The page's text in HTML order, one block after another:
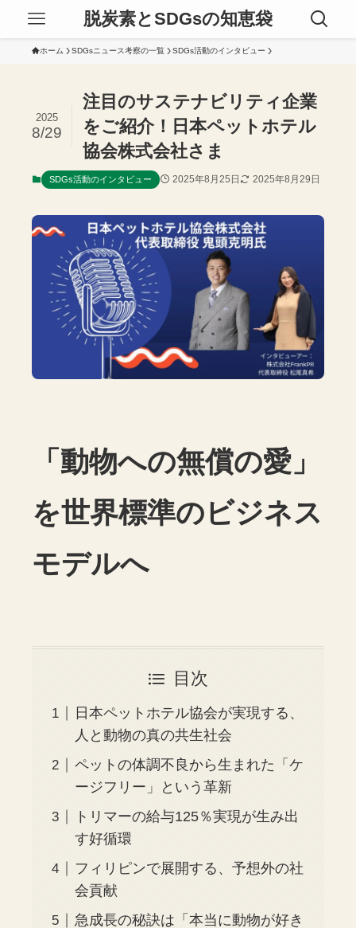
脱炭素とSDGsの知恵袋
ホーム SDGsニュース考察の一覧 SDGs活動のインタビュー
注目のサステナビリティ企業
をご紹介！日本ペットホテル
協会株式会社さま
2025
8/29
SDGs活動のインタビュー 2025年8月25日 2025年8月29日
「動物への無償の愛」
を世界標準のビジネス
モデルへ
目次
日本ペットホテル協会が実現する、
人と動物の真の共生社会
ペットの体調不良から生まれた「ケ
ージフリー」という革新
トリマーの給与125％実現が生み出
す好循環
フィリピンで展開する、予想外の社
会貢献
急成長の秘訣は「本当に動物が好き